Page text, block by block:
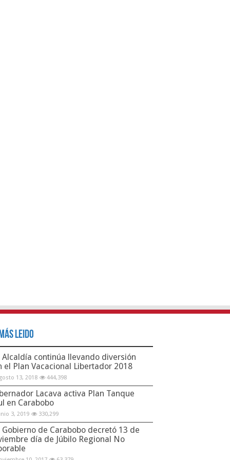
Leido
Alcaldía continúa llevando diversión
el Plan Vacacional Libertador 2018
13, 2018 444,398
Lacava activa Plan Tanque
en Carabobo
3, 2019 330,299
Gobierno de Carabobo decretó 13 de
día de Júbilo Regional No